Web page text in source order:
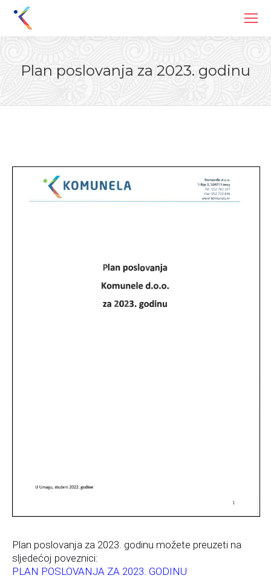
Plan poslovanja za 2023. godinu
Plan poslovanja za 2023. godinu možete preuzeti na
sljedećoj poveznici:
PLAN POSLOVANJA ZA 2023. GODINU